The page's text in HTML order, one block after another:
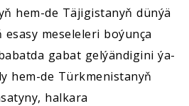
hem-de Täjigistanyň dünýä
meseleleri boýunça
gabat gelýändigini ýa-
hem-de Türkmenistanyň
halkara